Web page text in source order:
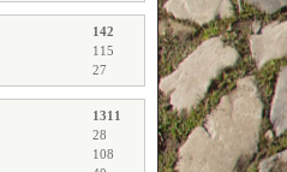
142
115
27
1311
28
108